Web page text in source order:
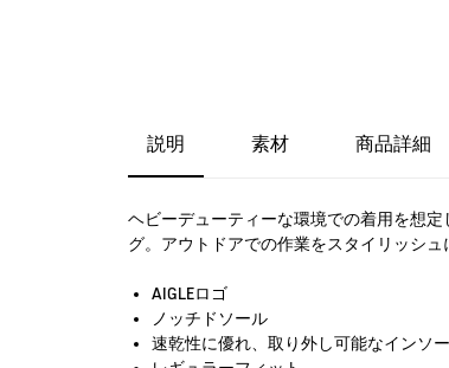
説明 素材 商品詳細
ヘビーデューティーな環境での着用を想
グ。アウトドアでの作業をスタイリッシ
AIGLEロゴ
ノッチドソール
速乾性に優れ、取り外し可能なインソ